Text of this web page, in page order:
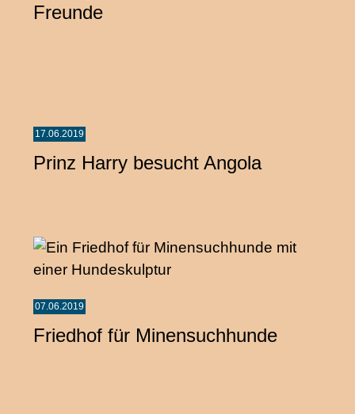
Freunde
17.06.2019
Prinz Harry besucht Angola
07.06.2019
Friedhof für Minensuchhunde